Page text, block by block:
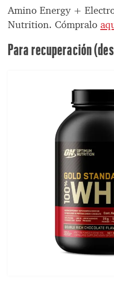
Amino Energy +
Nutrition. Cómpralo
Para recuperación